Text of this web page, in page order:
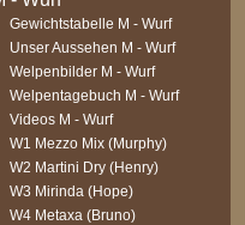
Gewichtstabelle M - Wurf
Unser Aussehen M - Wurf
Welpenbilder M - Wurf
Welpentagebuch M - Wurf
Videos M - Wurf
W1 Mezzo Mix (Murphy)
W2 Martini Dry (Henry)
W3 Mirinda (Hope)
W4 Metaxa (Bruno)